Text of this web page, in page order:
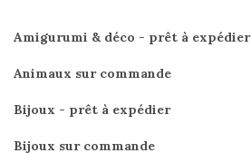
Amigurumi & déco - prêt à expédier
Animaux sur commande
Bijoux - prêt à expédier
Bijoux sur commande